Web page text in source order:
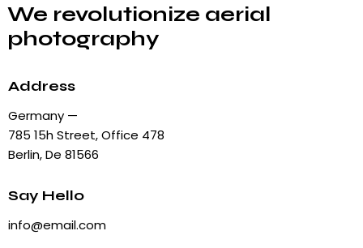
We revolutionize aerial
photography
Address
Germany —
785 15h Street, Office 478
Berlin, De 81566
Say Hello
info@email.com